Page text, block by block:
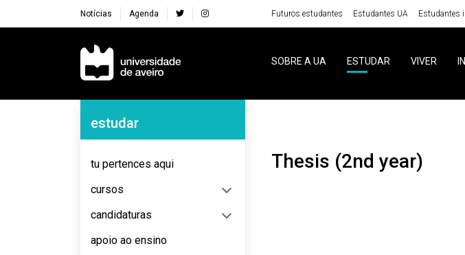
Notícias Agenda Futuros estudantes Estudantes UA Estudantes
Navegação Principal
SOBRE A UA ESTUDAR VIVER
Navegação Lateral
estudar
tu pertences aqui
cursos
candidaturas
apoio ao ensino
Thesis (2nd year)